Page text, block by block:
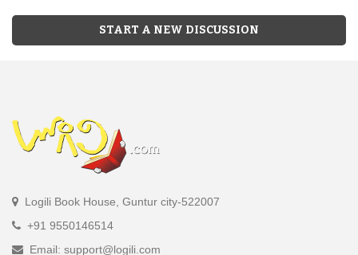
START A NEW DISCUSSION
Logili Book House, Guntur city-522007
+91 9550146514
Email: support@logili.com